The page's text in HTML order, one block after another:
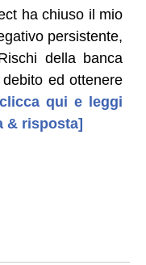
ha chiuso il mio
persistente,
della banca
ed ottenere
qui e leggi
& risposta]